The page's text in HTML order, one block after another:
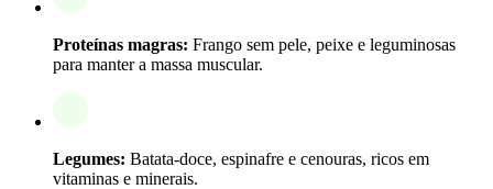
Proteínas magras: Frango sem pele, peixe e leguminosas
para manter a massa muscular.
Legumes: Batata-doce, espinafre e cenouras, ricos em
vitaminas e minerais.